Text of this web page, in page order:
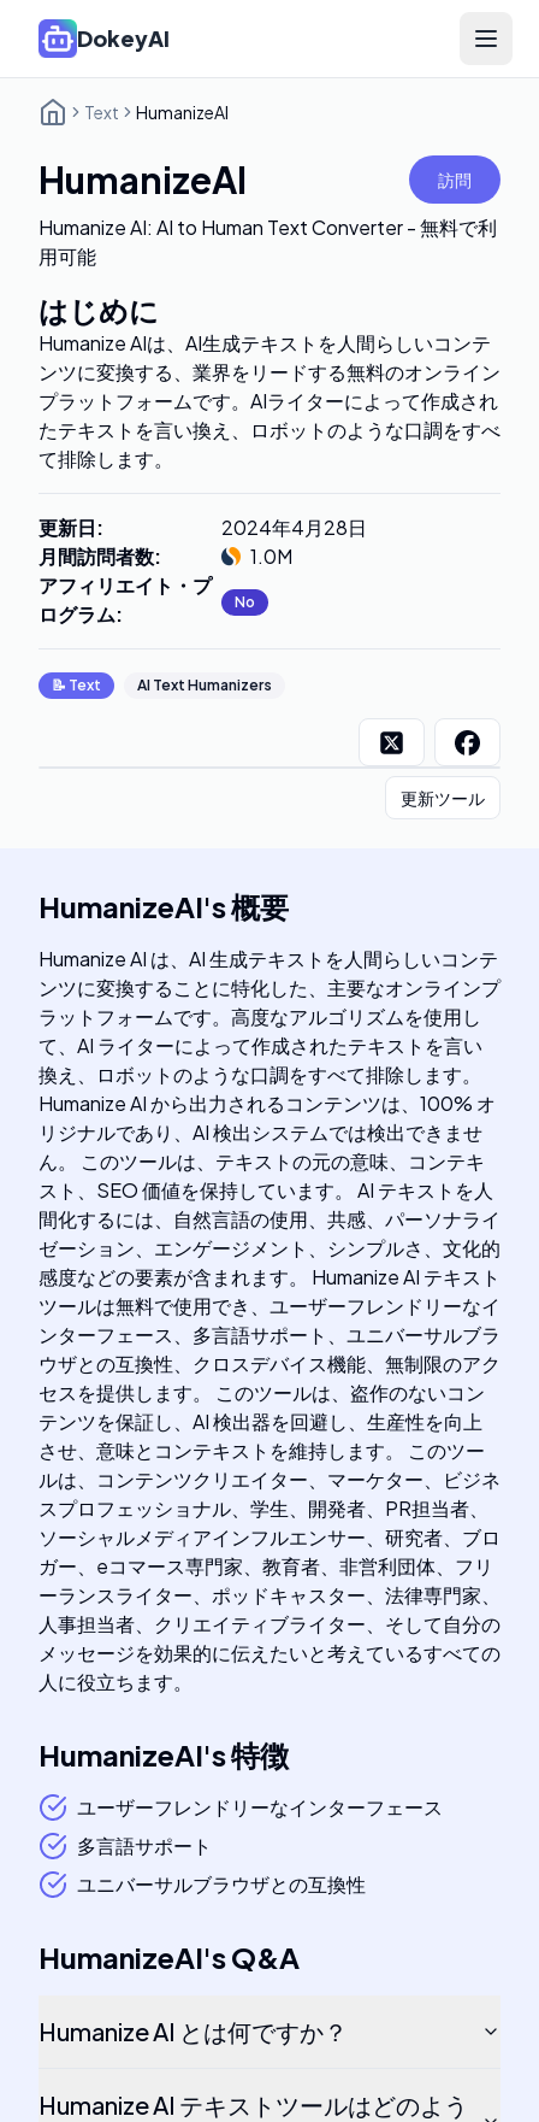
DokeyAI Open
Text HumanizeAI
HumanizeAI 訪問
Humanize AI: AI to Human Text Converter - 無料で利
用可能
はじめに
Humanize AIは、AI生成テキストを人間らしいコンテ
ンツに変換する、業界をリードする無料のオンライン
プラットフォームです。AIライターによって作成され
たテキストを言い換え、ロボットのような口調をすべ
て排除します。
更新日:
2024年4月28日
月間訪問者数:
1.0M
アフィリエイト・プ
ログラム: No
📝 Text AI Text Humanizers
更新ツール
HumanizeAI's概要
Humanize AI は、AI 生成テキストを人間らしいコンテ
ンツに変換することに特化した、主要なオンラインプ
ラットフォームです。高度なアルゴリズムを使用し
て、AI ライターによって作成されたテキストを言い
換え、ロボットのような口調をすべて排除します。
Humanize AI から出力されるコンテンツは、100% オ
リジナルであり、AI 検出システムでは検出できませ
ん。 このツールは、テキストの元の意味、コンテキ
スト、SEO 価値を保持しています。 AI テキストを人
間化するには、自然言語の使用、共感、パーソナライ
ゼーション、エンゲージメント、シンプルさ、文化的
感度などの要素が含まれます。 Humanize AI テキスト
ツールは無料で使用でき、ユーザーフレンドリーなイ
ンターフェース、多言語サポート、ユニバーサルブラ
ウザとの互換性、クロスデバイス機能、無制限のアク
セスを提供します。 このツールは、盗作のないコン
テンツを保証し、AI 検出器を回避し、生産性を向上
させ、意味とコンテキストを維持します。 このツー
ルは、コンテンツクリエイター、マーケター、ビジネ
スプロフェッショナル、学生、開発者、PR担当者、
ソーシャルメディアインフルエンサー、研究者、ブロ
ガー、eコマース専門家、教育者、非営利団体、フリ
ーランスライター、ポッドキャスター、法律専門家、
人事担当者、クリエイティブライター、そして自分の
メッセージを効果的に伝えたいと考えているすべての
人に役立ちます。
HumanizeAI's特徴
ユーザーフレンドリーなインターフェース
多言語サポート
ユニバーサルブラウザとの互換性
HumanizeAI'sQ&A
Humanize AI とは何ですか？
Humanize AI テキストツールはどのよう